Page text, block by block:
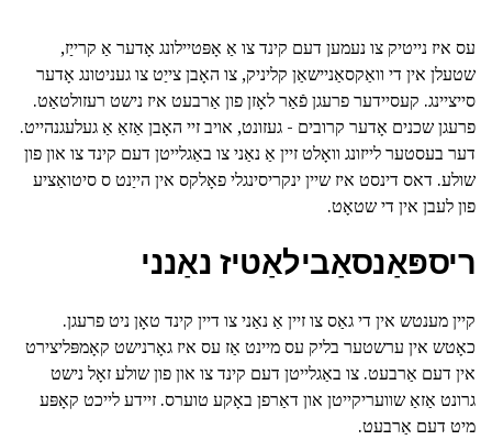
עס איז נייטיק צו נעמען דעם קינד צו אַ אָפּטיילונג אָדער אַ קרייַז,
שטעלן אין די וואַקסאַניישאַן קליניק, צו האָבן צייַט צו געניטונג אָדער
סייציינג. קעסיידער פרעגן פֿאַר לאָזן פון אַרבעט איז נישט רעזולטאַט.
פרעגן שכנים אָדער קרובים - געזונט, אויב זיי האָבן אַזאַ אַ געלעגנהייט.
דער בעסטער לייזונג וואָלט זיין אַ נאַני צו באַגלייטן דעם קינד צו און פון
שולע. דאס דינסט איז שיין ינקריסינגלי פאָלקס אין הייַנט ס סיטואַציע
פון לעבן אין די שטאָט.
ריספּאַנסאַבילאַטיז נאַנני
קיין מענטש אין די גאַס צו זיין אַ נאַני צו דיין קינד טאָן ניט פרעגן.
כאָטש אין ערשטער בליק עס מיינט אַז עס איז גאָרנישט קאָמפּליצירט
אין דעם אַרבעט. צו באַגלייטן דעם קינד צו און פון שולע זאָל נישט
גרונט אַזאַ שוועריקייטן און דאַרפן באָקע טוערס. זיידע לייכט קאָפּע
מיט דעם אַרבעט.